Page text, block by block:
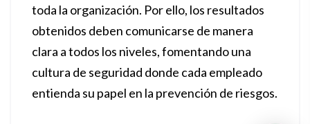
toda la organización. Por ello, los resultados
obtenidos deben comunicarse de manera
clara a todos los niveles, fomentando una
cultura de seguridad donde cada empleado
entienda su papel en la prevención de riesgos.